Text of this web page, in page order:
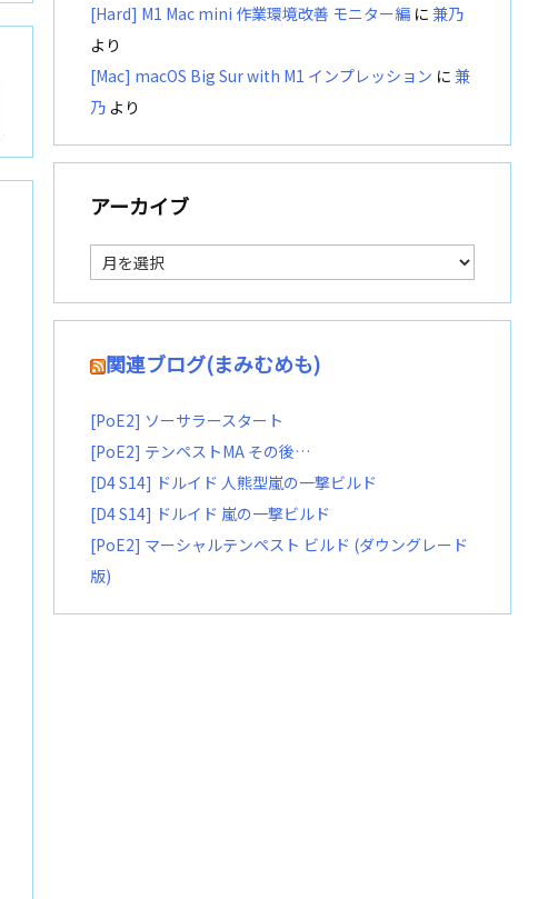
[Hard] M1 Mac mini 作業環境改善 モニター編 に 兼乃
より
[Mac] macOS Big Sur with M1 インプレッション に 兼
乃 より
アーカイブ
ア
ー
カ
イ
関連ブログ(まみむめも)
[PoE2] ソーサラースタート
[PoE2] テンペストMA その後…
[D4 S14] ドルイド 人熊型嵐の一撃ビルド
[D4 S14] ドルイド 嵐の一撃ビルド
[PoE2] マーシャルテンペスト ビルド (ダウングレード
版)